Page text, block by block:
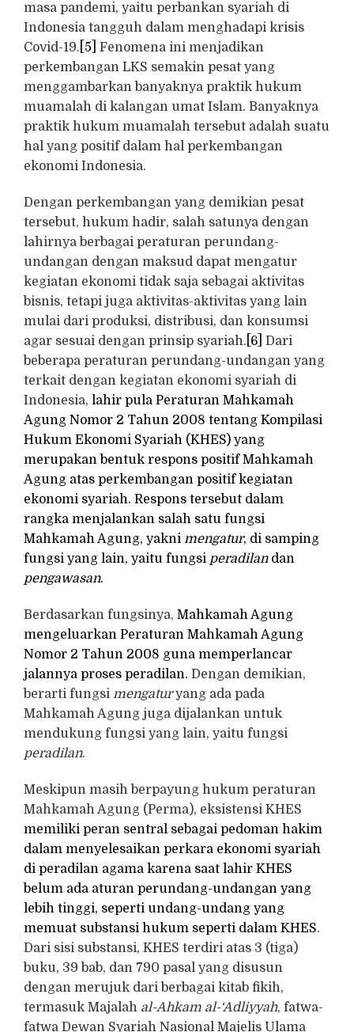
masa pandemi, yaitu perbankan syariah di
Indonesia tangguh dalam menghadapi krisis
Covid-19. [5]
Fenomena ini menjadikan
perkembangan LKS semakin pesat yang
menggambarkan banyaknya praktik hukum
muamalah di kalangan umat Islam. Banyaknya
praktik hukum muamalah tersebut adalah suatu
hal yang positif dalam hal perkembangan
ekonomi Indonesia.
Dengan perkembangan yang demikian pesat
tersebut, hukum hadir, salah satunya dengan
lahirnya berbagai peraturan perundang-
undangan dengan maksud dapat mengatur
kegiatan ekonomi tidak saja sebagai aktivitas
bisnis, tetapi juga aktivitas-aktivitas yang lain
mulai dari produksi, distribusi, dan konsumsi
agar sesuai dengan prinsip syariah. [6] Dari
beberapa peraturan perundang-undangan yang
terkait dengan kegiatan ekonomi syariah di
Indonesia, lahir pula Peraturan Mahkamah
Agung Nomor 2 Tahun 2008 tentang Kompilasi
Hukum Ekonomi Syariah (KHES) yang
merupakan bentuk respons positif Mahkamah
Agung atas perkembangan positif kegiatan
ekonomi syariah. Respons tersebut dalam
rangka menjalankan salah satu fungsi
Mahkamah Agung, yakni mengatur, di samping
fungsi yang lain, yaitu fungsi peradilandan
pengawasan.
Berdasarkan fungsinya, Mahkamah Agung
mengeluarkan Peraturan Mahkamah Agung
Nomor 2 Tahun 2008 guna memperlancar
jalannya proses peradilan. Dengan demikian,
berarti fungsi mengaturyang ada pada
Mahkamah Agung juga dijalankan untuk
mendukung fungsi yang lain, yaitu fungsi
peradilan.
Meskipun masih berpayung hukum peraturan
Mahkamah Agung (Perma), eksistensi KHES
memiliki peran sentral sebagai pedoman hakim
dalam menyelesaikan perkara ekonomi syariah
di peradilan agama karena saat lahir KHES
belum ada aturan perundang-undangan yang
lebih tinggi, seperti undang-undang yang
memuat substansi hukum seperti dalam KHES.
Dari sisi substansi, KHES terdiri atas 3 (tiga)
buku, 39 bab, dan 790 pasal yang disusun
dengan merujuk dari berbagai kitab fikih,
termasuk Majalah al-Ahkam al-‘Adliyyah, fatwa-
fatwa Dewan Syariah Nasional Majelis Ulama